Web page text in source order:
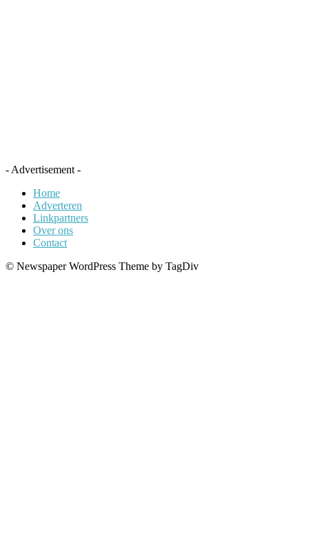
- Advertisement -
Home
Adverteren
Linkpartners
Over ons
Contact
© Newspaper WordPress Theme by TagDiv